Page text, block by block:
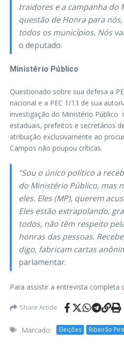
traidores e a campanha do
questão de Honra para
todos os municípios. Nós
o deputado.
Ministério Público
Questionado sobre sua defesa a
nacional e a PEC 1/13 de sua
investigação do Ministério Público
estaduais, prefeitos e secretários
atribuição exclusivamente ao
Campos não poupou críticas.
“Sou o único político a
do Ministério Público, mas
eles. Eles (MP), querem
Eles estão extrapolando,
todos, não têm respeito
honras das pessoas.
digo, fabricam cartas
parlamentar.
Para assistir a entrevista completa
Share Article
Marcado: Eleições Ribeirão